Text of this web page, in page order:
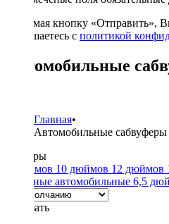
Нажимая кнопку «Отправить»,
соглашаетесь с политикой
Автомобильные
Главная•
Автомобильные
Размеры
8 дюймов 10 дюймов 12 дюймов
активные автомобильные 6,5
Показать